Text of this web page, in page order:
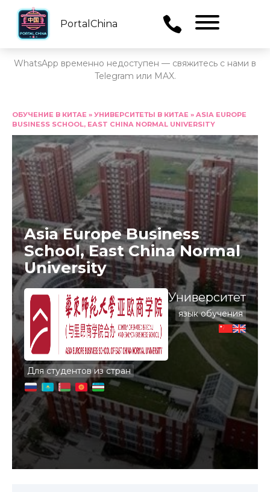
PortalChina
WhatsApp временно недоступен — свяжитесь с нами в
Telegram или MAX.
содержанию
ОБУЧЕНИЕ В КИТАЕ » УНИВЕРСИТЕТЫ В КИТАЕ » ASIA EUROPE
BUSINESS SCHOOL, EAST CHINA NORMAL UNIVERSITY
Asia Europe Business
School, East China Normal
University
Для студентов из стран
Университет
язык обучения